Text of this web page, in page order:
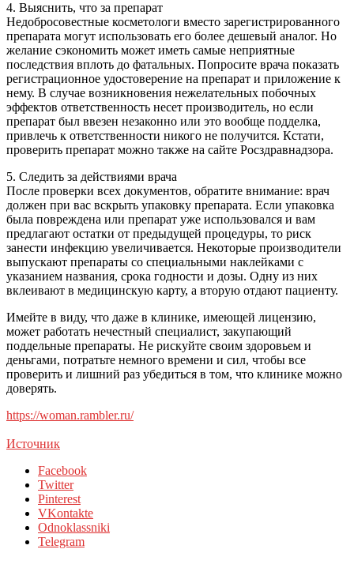
4. Выяснить, что за препарат
Недобросовестные косметологи вместо зарегистрированного
препарата могут использовать его более дешевый аналог. Но
желание сэкономить может иметь самые неприятные
последствия вплоть до фатальных. Попросите врача показать
регистрационное удостоверение на препарат и приложение к
нему. В случае возникновения нежелательных побочных
эффектов ответственность несет производитель, но если
препарат был ввезен незаконно или это вообще подделка,
привлечь к ответственности никого не получится. Кстати,
проверить препарат можно также на сайте Росздравнадзора.
5. Следить за действиями врача
После проверки всех документов, обратите внимание: врач
должен при вас вскрыть упаковку препарата. Если упаковка
была повреждена или препарат уже использовался и вам
предлагают остатки от предыдущей процедуры, то риск
занести инфекцию увеличивается. Некоторые производители
выпускают препараты со специальными наклейками с
указанием названия, срока годности и дозы. Одну из них
вклеивают в медицинскую карту, а вторую отдают пациенту.
Имейте в виду, что даже в клинике, имеющей лицензию,
может работать нечестный специалист, закупающий
поддельные препараты. Не рискуйте своим здоровьем и
деньгами, потратьте немного времени и сил, чтобы все
проверить и лишний раз убедиться в том, что клинике можно
доверять.
https://woman.rambler.ru/
Источник
Facebook
Twitter
Pinterest
VKontakte
Odnoklassniki
Telegram